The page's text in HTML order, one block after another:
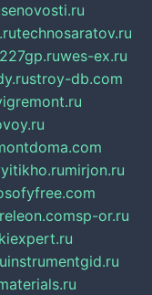
senovosti.ru
technosaratov.ru
227gp.ruwes-ex.ru
stroy-db.com
mirjon.ru
sp-or.ru
instrumentgid.ru